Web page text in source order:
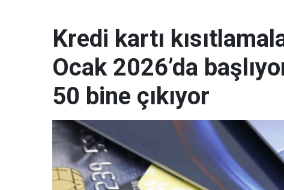
Kredi kartı
Ocak 2026’da
50 bine çıkıyor